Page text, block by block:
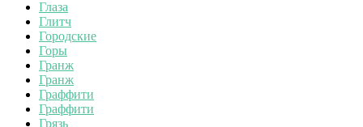
Глаза
Глитч
Городские
Горы
Гранж
Гранж
Граффити
Граффити
Грязь